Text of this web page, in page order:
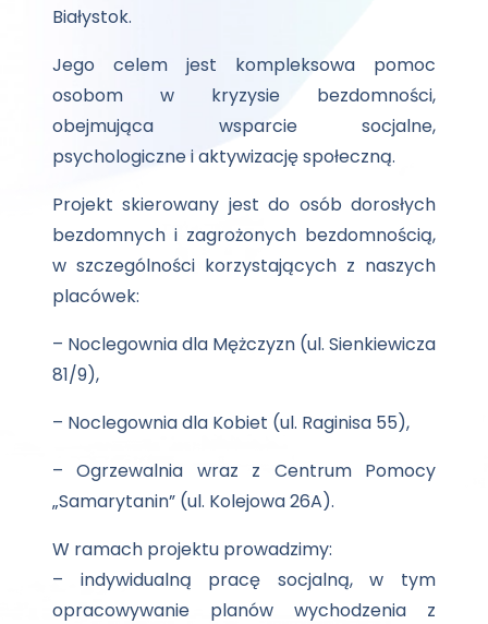
Białystok.
Jego celem jest kompleksowa pomoc
osobom w kryzysie bezdomności,
obejmująca wsparcie socjalne,
psychologiczne i aktywizację społeczną.
Projekt skierowany jest do osób dorosłych
bezdomnych i zagrożonych bezdomnością,
w szczególności korzystających z naszych
placówek:
– Noclegownia dla Mężczyzn (ul. Sienkiewicza
81/9),
– Noclegownia dla Kobiet (ul. Raginisa 55),
– Ogrzewalnia wraz z Centrum Pomocy
„Samarytanin” (ul. Kolejowa 26A).
W ramach projektu prowadzimy:
– indywidualną pracę socjalną, w tym
opracowywanie planów wychodzenia z